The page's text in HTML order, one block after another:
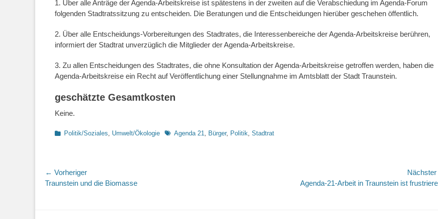
1. Über alle Anträge der Agenda-Arbeitskreise ist spätestens in der zweiten auf die Verabschiedung im Agenda-Forum
folgenden Stadtratssitzung zu entscheiden. Die Beratungen und die Entscheidungen hierüber geschehen öffentlich.
2. Über alle Entscheidungs-Vorbereitungen des Stadtrates, die Interessenbereiche der Agenda-Arbeitskreise berühren,
informiert der Stadtrat unverzüglich die Mitglieder der Agenda-Arbeitskreise.
3. Zu allen Entscheidungen des Stadtrates, die ohne Konsultation der Agenda-Arbeitskreise getroffen werden, haben die
Agenda-Arbeitskreise ein Recht auf Veröffentlichung einer Stellungnahme im Amtsblatt der Stadt Traunstein.
geschätzte Gesamtkosten
Keine.
Kategorien
Politik/Soziales, Umwelt/Ökologie Schlagworte
Agenda 21, Bürger, Politik, Stadtrat
Beitragsnavigation
← Vorheriger
Vorheriger
Traunstein und die Biomasse Agenda-21-Arbeit in Traunstein ist